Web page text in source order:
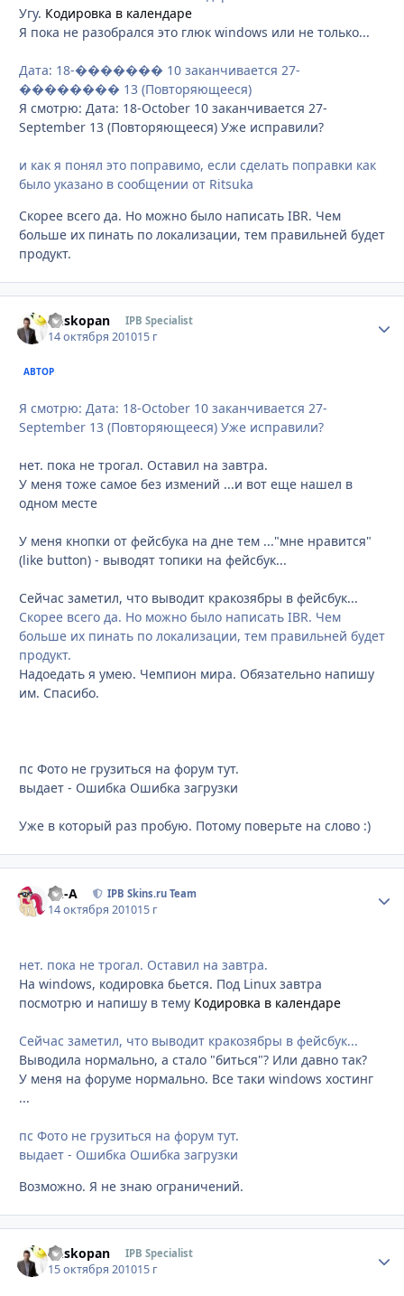
Угу. Кодировка в календаре
Я пока не разобрался это глюк windows или не только...
Дата: 18-������� 10 заканчивается 27-
�������� 13 (Повторяющееся)
Я смотрю: Дата: 18-October 10 заканчивается 27-
September 13 (Повторяющееся) Уже исправили?
и как я понял это поправимо, если сделать поправки как
было указано в сообщении от Ritsuka
Скорее всего да. Но можно было написать IBR. Чем
больше их пинать по локализации, тем правильней будет
продукт.
Buskopan IPB Specialist
14 октября 201015 г
АВТОР
Я смотрю: Дата: 18-October 10 заканчивается 27-
September 13 (Повторяющееся) Уже исправили?
нет. пока не трогал. Оставил на завтра.
У меня тоже самое без измений ...и вот еще нашел в
одном месте
У меня кнопки от фейсбука на дне тем ..."мне нравится"
(like button) - выводят топики на фейсбук...
Сейчас заметил, что выводит кракозябры в фейсбук...
Скорее всего да. Но можно было написать IBR. Чем
больше их пинать по локализации, тем правильней будет
продукт.
Надоедать я умею. Чемпион мира. Обязательно напишу
им. Спасибо.
пс Фото не грузиться на форум тут.
выдает - Ошибка Ошибка загрузки
Уже в который раз пробую. Потому поверьте на слово :)
Ph-A IPB Skins.ru Team
14 октября 201015 г
нет. пока не трогал. Оставил на завтра.
На windows, кодировка бьется. Под Linux завтра
посмотрю и напишу в тему Кодировка в календаре
Сейчас заметил, что выводит кракозябры в фейсбук...
Выводила нормально, а стало "биться"? Или давно так?
У меня на форуме нормально. Все таки windows хостинг
...
пс Фото не грузиться на форум тут.
выдает - Ошибка Ошибка загрузки
Возможно. Я не знаю ограничений.
Buskopan IPB Specialist
15 октября 201015 г